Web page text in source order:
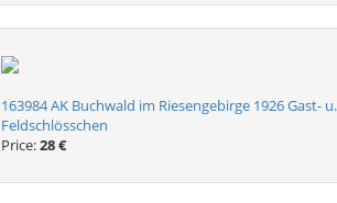
163984 AK Buchwald im Riesengebirge 1926 Gast-
Feldschlösschen
Price:28 €